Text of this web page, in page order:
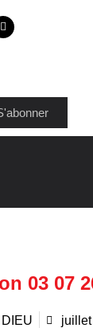
03 07